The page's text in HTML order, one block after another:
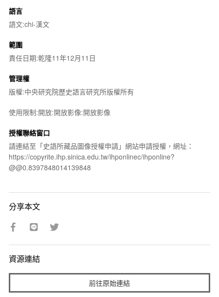
語言
語文:chi-漢文
範圍
責任日期:乾隆11年12月11日
管理權
版權:中央研究院歷史語言研究所版權所有
使用限制:開放:開放影像:開放影像
授權聯絡窗口
請連結至「史語所藏品圖像授權申請」網站申請授權，網址：
https://copyrite.ihp.sinica.edu.tw/ihponlinec/ihponline?
@@0.8397848014139848
分享本文
資源連結
前往原始連結